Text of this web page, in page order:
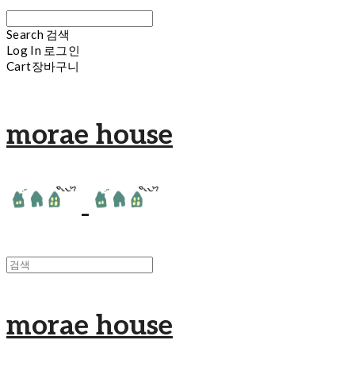
Search 검색
Log In 로그인
Cart장바구니
morae house
morae house